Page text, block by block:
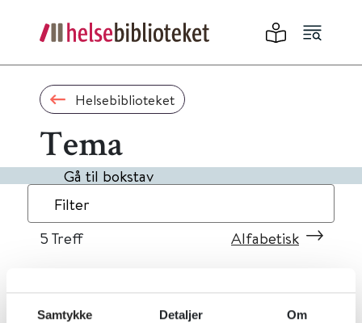
Samtykke Detaljer Om
Helsebiblioteket
Tema
Gå til bokstav
Filter
5 Treff Alfabetisk